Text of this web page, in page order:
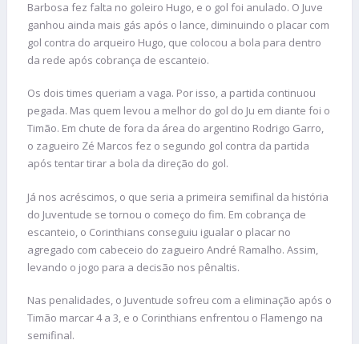
Barbosa fez falta no goleiro Hugo, e o gol foi anulado. O Juve
ganhou ainda mais gás após o lance, diminuindo o placar com
gol contra do arqueiro Hugo, que colocou a bola para dentro
da rede após cobrança de escanteio.
Os dois times queriam a vaga. Por isso, a partida continuou
pegada. Mas quem levou a melhor do gol do Ju em diante foi o
Timão. Em chute de fora da área do argentino Rodrigo Garro,
o zagueiro Zé Marcos fez o segundo gol contra da partida
após tentar tirar a bola da direção do gol.
Já nos acréscimos, o que seria a primeira semifinal da história
do Juventude se tornou o começo do fim. Em cobrança de
escanteio, o Corinthians conseguiu igualar o placar no
agregado com cabeceio do zagueiro André Ramalho. Assim,
levando o jogo para a decisão nos pênaltis.
Nas penalidades, o Juventude sofreu com a eliminação após o
Timão marcar 4 a 3, e o Corinthians enfrentou o Flamengo na
semifinal.